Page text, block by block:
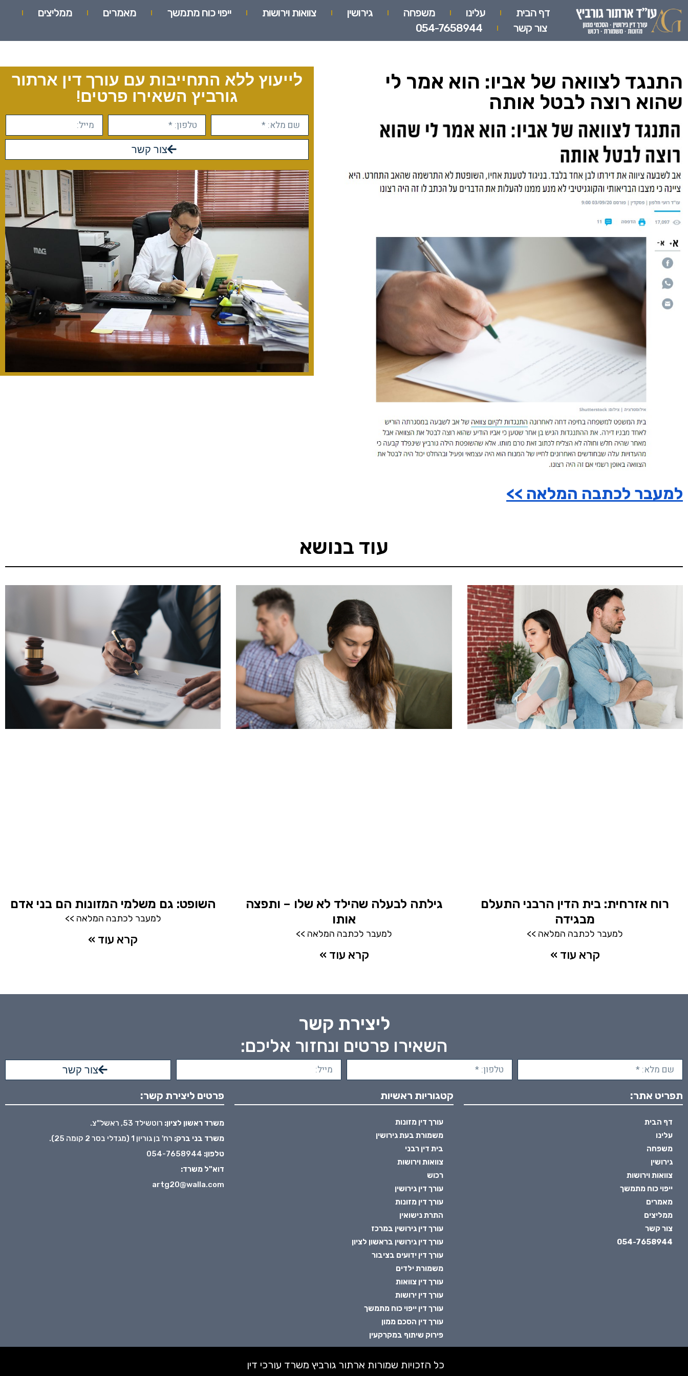
דף הבית עלינו משפחה גירושין צוואות וירושות ייפוי כוח מתמשך מאמרים
ממליצים
צור קשר
054-7658944
התנגד לצוואה של אביו: הוא אמר לי
שהוא רוצה לבטל אותה
למעבר לכתבה המלאה >>
לייעוץ ללא התחייבות עם עורך דין ארתור
גורביץ השאירו פרטים!
צור קשר
עוד בנושא
רוח אזרחית: בית הדין הרבני התעלם
מבגידה
למעבר לכתבה המלאה >>
קרא עוד »
גילתה לבעלה שהילד לא שלו – ותפצה
אותו
למעבר לכתבה המלאה >>
קרא עוד »
השופט: גם משלמי המזונות הם בני אדם
למעבר לכתבה המלאה >>
קרא עוד »
ליצירת קשר
השאירו פרטים ונחזור אליכם:
צור קשר
תפריט אתר:
דף הבית
עלינו
משפחה
גירושין
צוואות וירושות
ייפוי כוח מתמשך
מאמרים
ממליצים
צור קשר
054-7658944
קטגוריות ראשיות
עורך דין מזונות
משמורת בעת גירושין
בית דין רבני
צוואות וירושות
רכוש
עורך דין גירושין
עורך דין מזונות
התרת נישואין
עורך דין גירושין במרכז
עורך דין גירושין בראשון לציון
עורך דין ידועים בציבור
משמורת ילדים
עורך דין צוואות
עורך דין ירושות
עורך דין ייפוי כוח מתמשך
עורך דין הסכם ממון
פירוק שיתוף במקרקעין
פרטים ליצירת קשר:
משרד ראשון לציון: רוטשילד 53, ראשל"צ.
משרד בני ברק: רח' בן גוריון 1 (מגדלי בסר 2 קומה 25).
טלפון: 054-7658944
דוא"ל משרד:
artg20@walla.com
כל הזכויות שמורות ארתור גורביץ משרד עורכי דין